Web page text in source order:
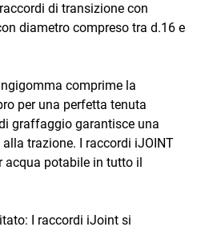
di transizione con
diametro compreso tra d.16 e
comprime la
per una perfetta tenuta
graffaggio garantisce una
trazione. I raccordi iJOINT
acqua potabile in tutto il
I raccordi iJoint si